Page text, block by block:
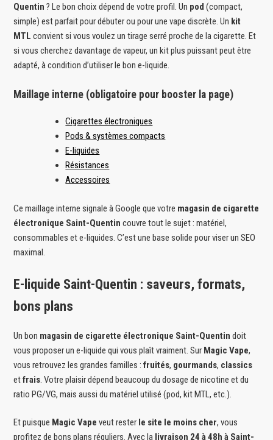
Quentin ? Le bon choix dépend de votre profil. Un pod (compact,
simple) est parfait pour débuter ou pour une vape discrète. Un kit
MTL convient si vous voulez un tirage serré proche de la cigarette. Et
si vous cherchez davantage de vapeur, un kit plus puissant peut être
adapté, à condition d’utiliser le bon e-liquide.
Maillage interne (obligatoire pour booster la page)
Cigarettes électroniques
Pods & systèmes compacts
E-liquides
Résistances
Accessoires
Ce maillage interne signale à Google que votre magasin de cigarette
électronique Saint-Quentin couvre tout le sujet : matériel,
consommables et e-liquides. C’est une base solide pour viser un SEO
maximal.
E-liquide Saint-Quentin : saveurs, formats,
bons plans
Un bon magasin de cigarette électronique Saint-Quentin doit
vous proposer un e-liquide qui vous plaît vraiment. Sur Magic Vape,
vous retrouvez les grandes familles :fruités, gourmands, classics
etfrais. Votre plaisir dépend beaucoup du dosage de nicotine et du
ratio PG/VG, mais aussi du matériel utilisé (pod, kit MTL, etc.).
Et puisque Magic Vape veut rester le site le moins cher, vous
profitez de bons plans réguliers. Avec la livraison 24 à 48h à Saint-